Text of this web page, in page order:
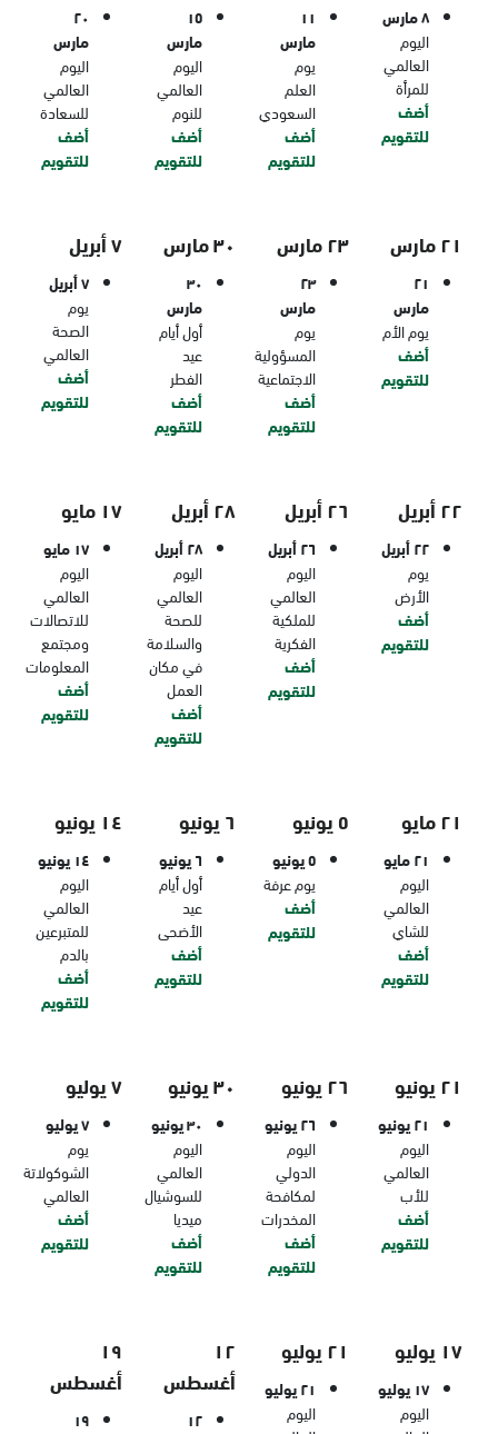
٨ مارس
اليوم
العالمي
للمرأة
أضف
للتقويم
١١
مارس
يوم
العلم
السعودي
أضف
للتقويم
١٥
مارس
اليوم
العالمي
للنوم
أضف
للتقويم
٢٠
مارس
اليوم
العالمي
للسعادة
أضف
للتقويم
٢١ مارس
٢١
مارس
يوم الأم
أضف
للتقويم
٢٣ مارس
٢٣
مارس
يوم
المسؤولية
الاجتماعية
أضف
للتقويم
٣٠ مارس
٣٠
مارس
أول أيام
عيد
الفطر
أضف
للتقويم
٧ أبريل
٧ أبريل
يوم
الصحة
العالمي
أضف
للتقويم
٢٢ أبريل
٢٢ أبريل
يوم
الأرض
أضف
للتقويم
٢٦ أبريل
٢٦ أبريل
اليوم
العالمي
للملكية
الفكرية
أضف
للتقويم
٢٨ أبريل
٢٨ أبريل
اليوم
العالمي
للصحة
والسلامة
في مكان
العمل
أضف
للتقويم
١٧ مايو
١٧ مايو
اليوم
العالمي
للاتصالات
ومجتمع
المعلومات
أضف
للتقويم
٢١ مايو
٢١ مايو
اليوم
العالمي
للشاي
أضف
للتقويم
٥ يونيو
٥ يونيو
يوم عرفة
أضف
للتقويم
٦ يونيو
٦ يونيو
أول أيام
عيد
الأضحى
أضف
للتقويم
١٤ يونيو
١٤ يونيو
اليوم
العالمي
للمتبرعين
بالدم
أضف
للتقويم
٢١ يونيو
٢١ يونيو
اليوم
العالمي
للأب
أضف
للتقويم
٢٦ يونيو
٢٦ يونيو
اليوم
الدولي
لمكافحة
المخدرات
أضف
للتقويم
٣٠ يونيو
٣٠ يونيو
اليوم
العالمي
للسوشيال
ميديا
أضف
للتقويم
٧ يوليو
٧ يوليو
يوم
الشوكولاتة
العالمي
أضف
للتقويم
١٧ يوليو
١٧ يوليو
اليوم
٢١ يوليو
٢١ يوليو
اليوم
١٢
أغسطس
١٢
١٩
أغسطس
١٩